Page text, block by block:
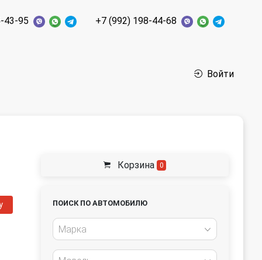
43-95 +7 (992) 198-44-68
Войти
Корзина 0
ПОИСК ПО АВТОМОБИЛЮ
Марка